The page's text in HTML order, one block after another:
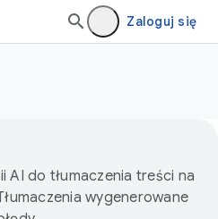
Zaloguj się
do tłumaczenia treści na
wygenerowane